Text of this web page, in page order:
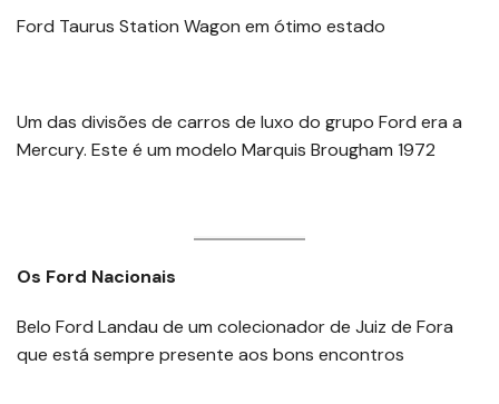
Ford Taurus Station Wagon em ótimo estado
Um das divisões de carros de luxo do grupo Ford era a
Mercury. Este é um modelo Marquis Brougham 1972
Os Ford Nacionais
Belo Ford Landau de um colecionador de Juiz de Fora
que está sempre presente aos bons encontros